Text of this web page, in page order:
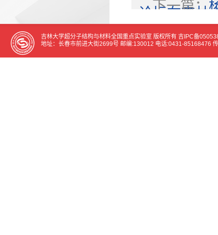
论坛在吉林
下一篇：
吉林大学超分子结构与材料全国重点实验室 版权所有 吉IPC备
地址：长春市前进大街2699号 邮编:130012 电话:0431-85168476